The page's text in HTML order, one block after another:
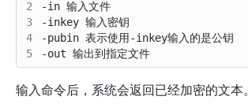
2
3
4
5
输入命令后，系统会返回已经加密的文本。